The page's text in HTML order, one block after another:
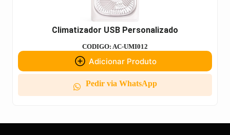
Climatizador USB Personalizado
CODIGO: AC-UMI012
Adicionar Produto
Pedir via WhatsApp